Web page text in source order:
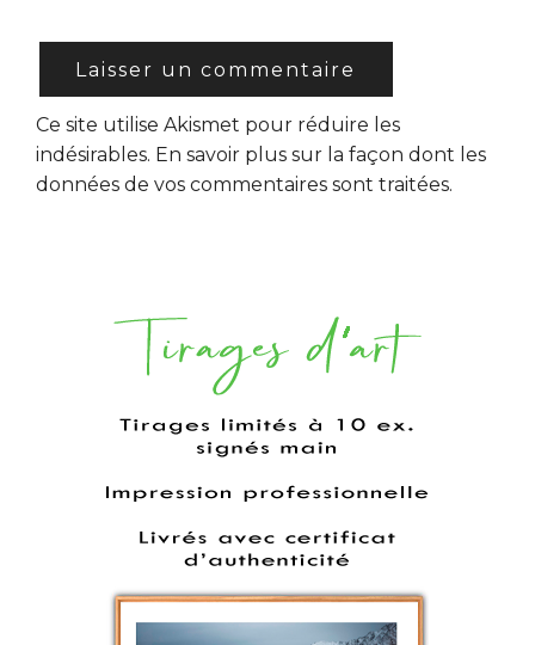
Ce site utilise Akismet pour réduire les
indésirables. En savoir plus sur la façon dont les
données de vos commentaires sont traitées.